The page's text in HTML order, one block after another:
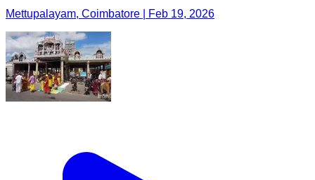
Mettupalayam, Coimbatore | Feb 19, 2026